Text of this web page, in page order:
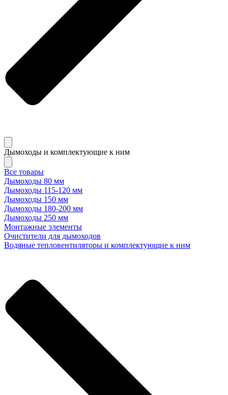
Дымоходы и комплектующие к ним
Все товары
Дымоходы 80 мм
Дымоходы 115-120 мм
Дымоходы 150 мм
Дымоходы 180-200 мм
Дымоходы 250 мм
Монтажные элементы
Очистители для дымоходов
Водяные тепловентиляторы и комплектующие к ним